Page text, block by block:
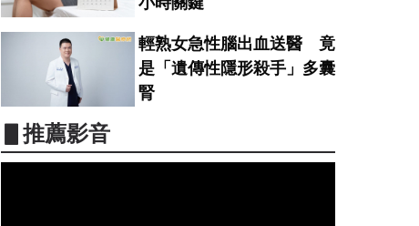
輕熟女急性腦出血送醫 竟
是「遺傳性隱形殺手」多囊
腎
▋推薦影音